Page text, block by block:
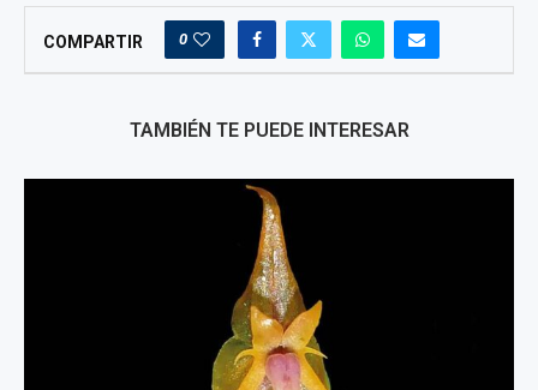
COMPARTIR 0
TAMBIÉN TE PUEDE INTERESAR